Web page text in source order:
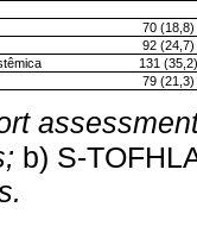
70 (18,8)
92 (24,7)
131 (35,2)
79 (21,3)
b) S-